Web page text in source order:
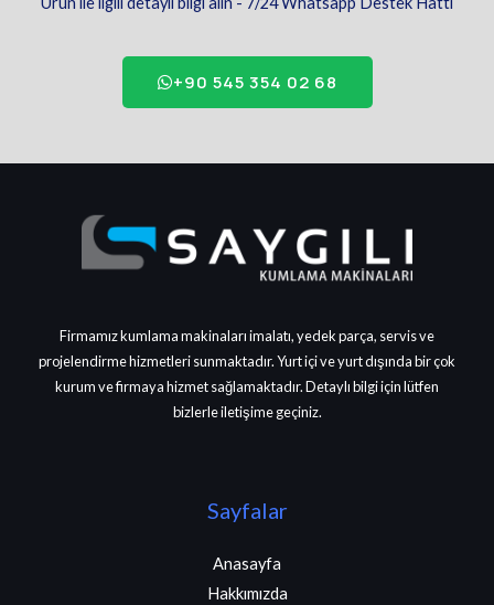
+90 545 354 02 68
Firmamız kumlama makinaları imalatı, yedek parça, servis ve
projelendirme hizmetleri sunmaktadır. Yurt içi ve yurt dışında bir çok
kurum ve firmaya hizmet sağlamaktadır. Detaylı bilgi için lütfen
bizlerle iletişime geçiniz.
Sayfalar
Anasayfa
Hakkımızda